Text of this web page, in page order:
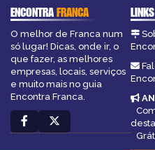
ENCONTRAFRANCA
O melhor de Franca num
só lugar! Dicas, onde ir, o
que fazer, as melhores
empresas, locais, serviços
e muito mais no guia
Encontra Franca.